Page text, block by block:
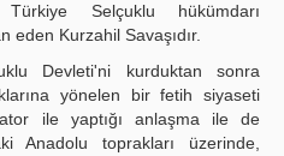
Selçuklu hükümdarı
eden Kurzahil Savaşıdır.
Devleti'ni kurduktan sonra
yönelen bir fetih siyaseti
ile yaptığı anlaşma ile de
Anadolu toprakları üzerinde,